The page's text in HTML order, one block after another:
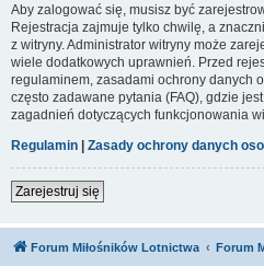
Aby zalogować się, musisz być
Rejestracja zajmuje tylko chwilę, a
z witryny. Administrator witryny może
wiele dodatkowych uprawnień. Przed
regulaminem, zasadami ochrony danych
często zadawane pytania (FAQ), gdzie
zagadnień dotyczących funkcjonowania
Regulamin | Zasady ochrony danych
Zarejestruj się
Forum Miłośników Lotnictwa Forum